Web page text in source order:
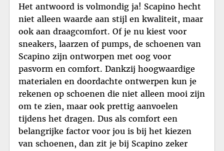
Het antwoord is volmondig ja! Scapino hecht
niet alleen waarde aan stijl en kwaliteit, maar
ook aan draagcomfort. Of je nu kiest voor
sneakers, laarzen of pumps, de schoenen van
Scapino zijn ontworpen met oog voor
pasvorm en comfort. Dankzij hoogwaardige
materialen en doordachte ontwerpen kun je
rekenen op schoenen die niet alleen mooi zijn
om te zien, maar ook prettig aanvoelen
tijdens het dragen. Dus als comfort een
belangrijke factor voor jou is bij het kiezen
van schoenen, dan zit je bij Scapino zeker